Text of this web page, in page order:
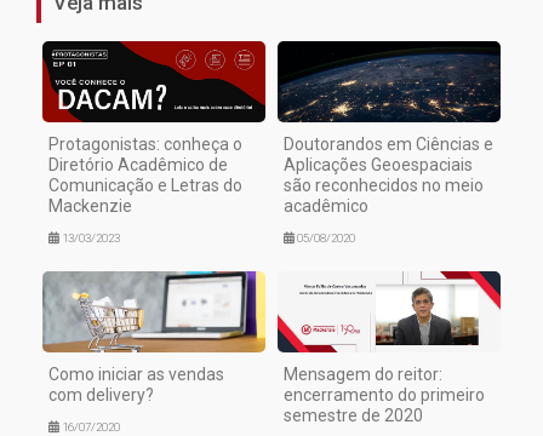
Protagonistas: conheça o
Diretório Acadêmico de
Comunicação e Letras do
Mackenzie
13/03/2023
Doutorandos em Ciências e
Aplicações Geoespaciais
são reconhecidos no meio
acadêmico
05/08/2020
Como iniciar as vendas
com delivery?
16/07/2020
Mensagem do reitor:
encerramento do primeiro
semestre de 2020